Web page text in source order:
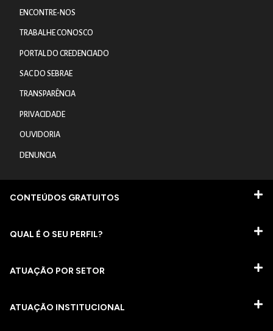
ENCONTRE-NOS
TRABALHE CONOSCO
PORTAL DO CREDENCIADO
SAC DO SEBRAE
TRANSPARÊNCIA
PRIVACIDADE
OUVIDORIA
DENUNCIA
CONTEÚDOS GRATUITOS
QUAL É O SEU PERFIL?
ATUAÇÃO POR SETOR
ATUAÇÃO INSTITUCIONAL